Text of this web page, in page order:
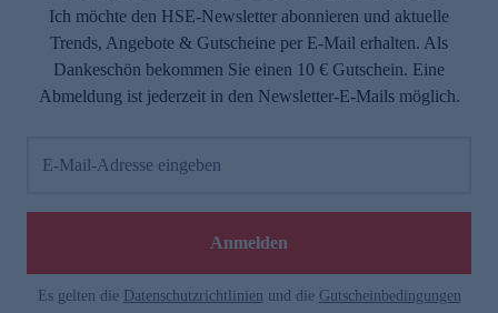
Ich möchte den HSE-Newsletter abonnieren und aktuelle
Trends, Angebote & Gutscheine per E-Mail erhalten. Als
Dankeschön bekommen Sie einen 10 € Gutschein. Eine
Abmeldung ist jederzeit in den Newsletter-E-Mails möglich.
E-Mail-Adresse eingeben
Anmelden
Es gelten die Datenschutzrichtlinien und die Gutscheinbedingungen